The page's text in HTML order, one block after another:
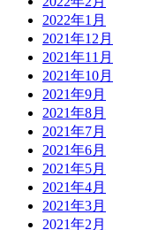
2022年1月
2021年12月
2021年11月
2021年10月
2021年9月
2021年8月
2021年7月
2021年6月
2021年5月
2021年4月
2021年3月
2021年2月